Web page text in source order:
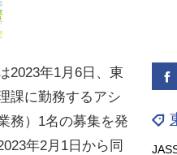
2023年1月6日、東
課に勤務するアシ
務）1名の募集を発
年2月1日から同